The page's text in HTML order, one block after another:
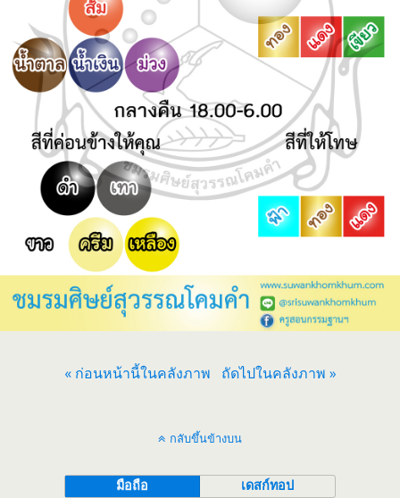
« ก่อนหน้านี้ในคลังภาพ ถัดไปในคลังภาพ »
กลับขึ้นข้างบน
มือถือ เดสก์ทอป